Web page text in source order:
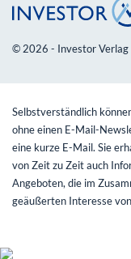
© 2026 - Investor Verlag
Selbstverständlich
ohne einen E-Mail-
eine kurze E-Mail. Sie
von Zeit zu Zeit auch
Angeboten, die im
geäußerten Interesse